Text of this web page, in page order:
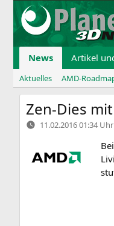
Zum
Inhalt
springen
News Artikel
Aktuelles AMD-
Zen-Dies
11.02.2016 01:34 Uhr